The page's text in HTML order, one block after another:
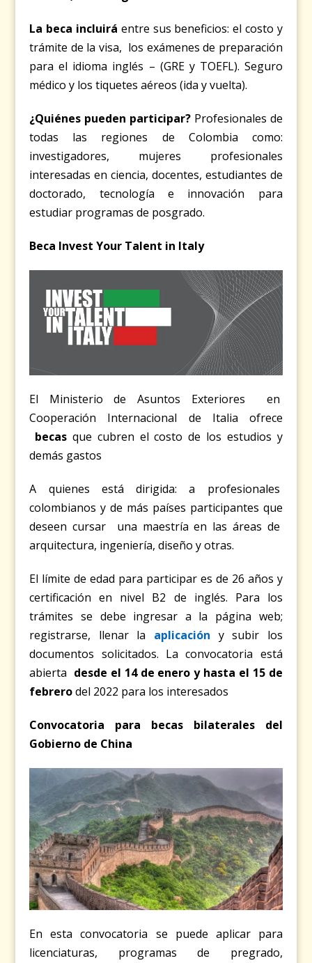
La beca incluirá entre sus beneficios: el costo y
trámite de la visa, los exámenes de preparación
para el idioma inglés – (GRE y TOEFL). Seguro
médico y los tiquetes aéreos (ida y vuelta).
¿Quiénes pueden participar? Profesionales de
todas las regiones de Colombia como:
investigadores, mujeres profesionales
interesadas en ciencia, docentes, estudiantes de
doctorado, tecnología e innovación para
estudiar programas de posgrado.
Beca Invest Your Talent in Italy
El Ministerio de Asuntos Exteriores en
Cooperación Internacional de Italia ofrece
becasque cubren el costo de los estudios y
demás gastos
A quienes está dirigida: a profesionales
colombianos y de más países participantes que
deseen cursar una maestría en las áreas de
arquitectura, ingeniería, diseño y otras.
El límite de edad para participar es de 26 años y
certificación en nivel B2 de inglés. Para los
trámites se debe ingresar a la página web;
registrarse, llenar la aplicación y subir los
documentos solicitados. La convocatoria está
abierta desde el 14 de enero y hasta el 15 de
febrerodel 2022 para los interesados
Convocatoria para becas bilaterales del
Gobierno de China
En esta convocatoria se puede aplicar para
licenciaturas, programas de pregrado,